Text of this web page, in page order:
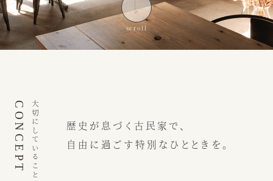
インスピレーション
ウェディング
ブログ
ニュース
ウェディング予約 カフェ予約
大切にしていること
CONCEPT
歴史が息づく古民家で、
自由に過ごす特別なひとときを。